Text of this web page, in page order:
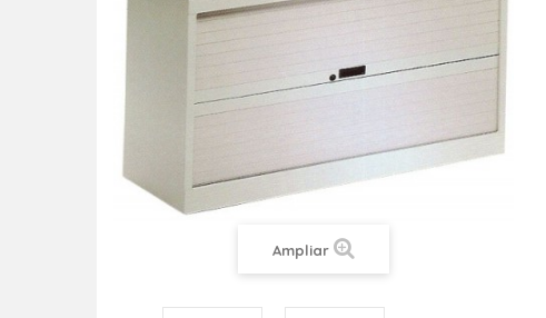
Ampliar